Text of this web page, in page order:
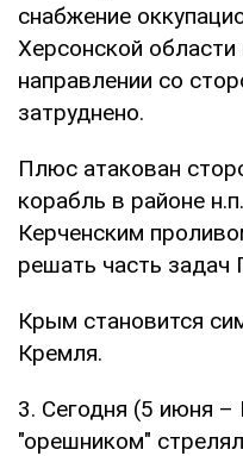
снабжение
Херсонской
направлении со
затруднено.
Плюс атакован
корабль в районе
Керченским
решать часть задач
Крым становится
Кремля.
3. Сегодня (5 июня –
"орешником"